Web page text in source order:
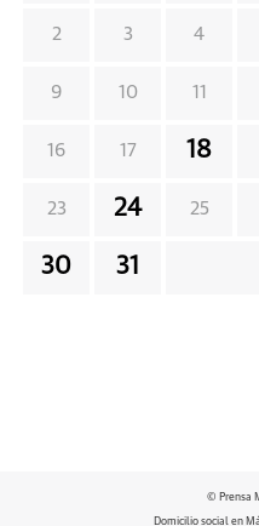
2 3 4
9 10 11
16 17 18
23 24 25
30 31
© Prensa
Domicilio social en